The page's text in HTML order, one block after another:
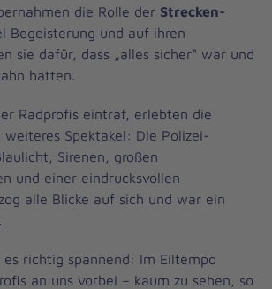
die Rolle der Strecken-
Begeisterung und auf ihren
sie dafür, dass „alles sicher“ war und
hatten.
Radprofis eintraf, erlebten die
weiteres Spektakel: Die Polizei-
Sirenen, großen
und einer eindrucksvollen
alle Blicke auf sich und war ein
es richtig spannend: Im Eiltempo
an uns vorbei – kaum zu sehen, so